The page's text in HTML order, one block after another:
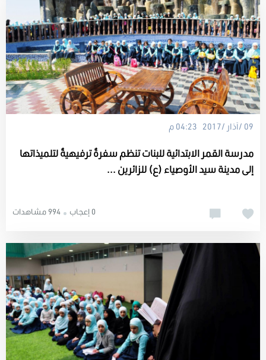
09 /آذار /2017 04:23 م
مدرسة القمر الابتدائية للبنات تنظم سفرةٌ ترفيهيةٌ لتلميذاتها
إلى مدينة سيد الأوصياء (ع) للزائرين ...
994 مشاهدات 0 إعجاب